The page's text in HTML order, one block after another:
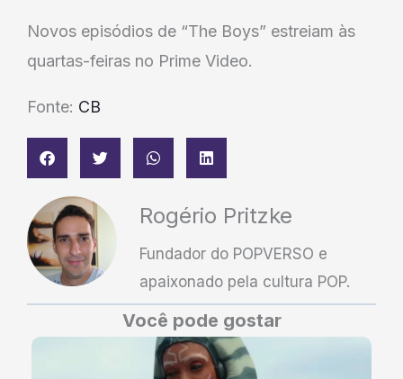
Novos episódios de “The Boys” estreiam às
quartas-feiras no Prime Video.
Fonte: CB
Rogério Pritzke
Fundador do POPVERSO e
apaixonado pela cultura POP.
Você pode gostar